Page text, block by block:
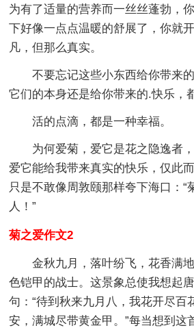
为有了适量的营养而一丝丝蓬勃，
下好像一点点温暖的舒展了，你就
凡，但那么真实。
不要忘记这些小东西给你带来
它们的本身还是给你带来的.快乐，
活的点滴，都是一种幸福。
为何爱菊，爱它是花之隐逸者
爱它能给我带来真实的快乐，仅此
只是不敢像周敦颐那样夸下海口：“
人！”
菊之爱作文2
金秋九月，落叶纷飞，花香满
色铠甲的战士。这景象总使我想起
句：“待到秋来九月八，我花开尽百
安，满城尽带黄金甲。”每当想到这